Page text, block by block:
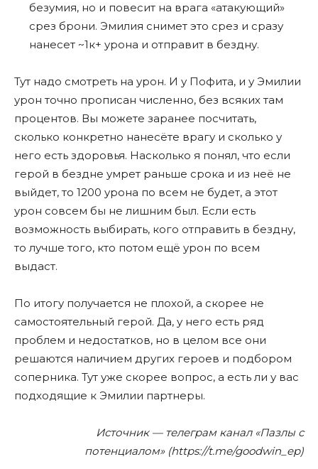
безумия, но и повесит на врага «атакующий»
срез брони. Эмилия снимет это срез и сразу
нанесет ~1к+ урона и отправит в бездну.
Тут надо смотреть на урон. И у Пофита, и у Эмилии
урон точно прописан численно, без всяких там
процентов. Вы можете заранее посчитать,
сколько конкретно нанесëте врагу и сколько у
него есть здоровья. Насколько я понял, что если
герой в бездне умрет раньше срока и из неë не
выйдет, то 1200 урона по всем не будет, а этот
урон совсем бы не лишним был. Если есть
возможность выбирать, кого отправить в бездну,
то лучше того, кто потом ещё урон по всем
выдаст.
По итогу получается не плохой, а скорее не
самостоятельный герой. Да, у него есть ряд
проблем и недостатков, но в целом все они
решаются наличием других героев и подбором
соперника. Тут уже скорее вопрос, а есть ли у вас
подходящие к Эмилии партнеры.
Источник — телеграм канал «Пазлы с
потенциалом» (https://t.me/goodwin_ep)